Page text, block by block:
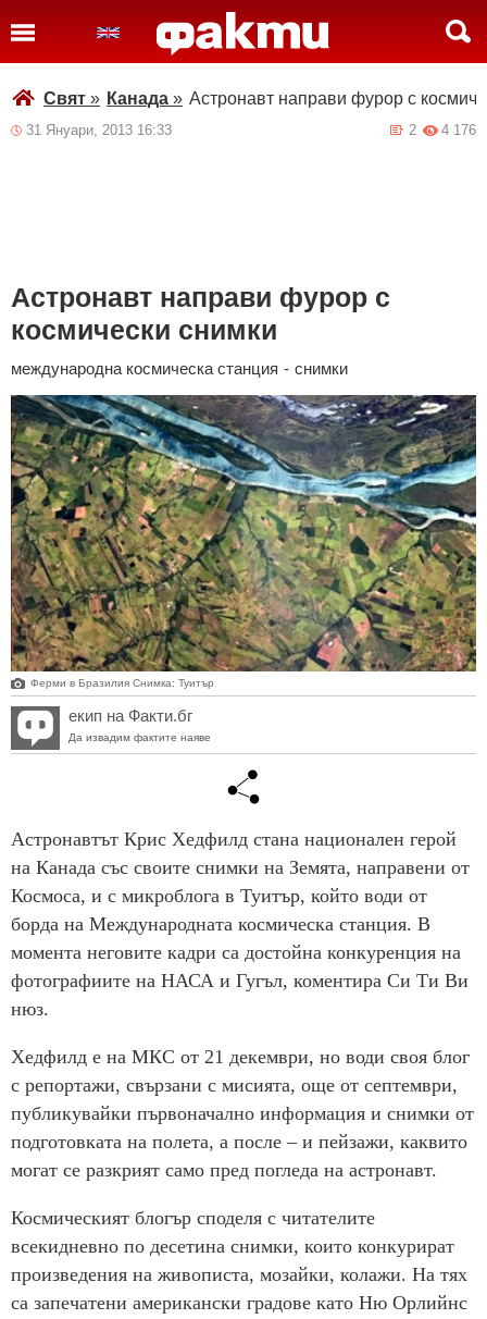
Свят » Канада » Астронавт направи фурор с
31 Януари, 2013 16:33 4 176
2
Астронавт направи фурор с
космически снимки
международна космическа станция - снимки
Ферми в Бразилия Снимка: Туитър
екип на Факти.бг
Да извадим фактите наяве
Астронавтът Крис Хедфилд стана национален герой
на Канада със своите снимки на Земята, направени от
Космоса, и с микроблога в Туитър, който води от
борда на Международната космическа станция. В
момента неговите кадри са достойна конкуренция на
фотографиите на НАСА и Гугъл, коментира Си Ти Ви
нюз.
Хедфилд е на МКС от 21 декември, но води своя блог
с репортажи, свързани с мисията, още от септември,
публикувайки първоначално информация и снимки от
подготовката на полета, а после – и пейзажи, каквито
могат се разкрият само пред погледа на астронавт.
Космическият блогър споделя с читателите
всекидневно по десетина снимки, които конкурират
произведения на живописта, мозайки, колажи. На тях
са запечатени американски градове като Ню Орлийнс